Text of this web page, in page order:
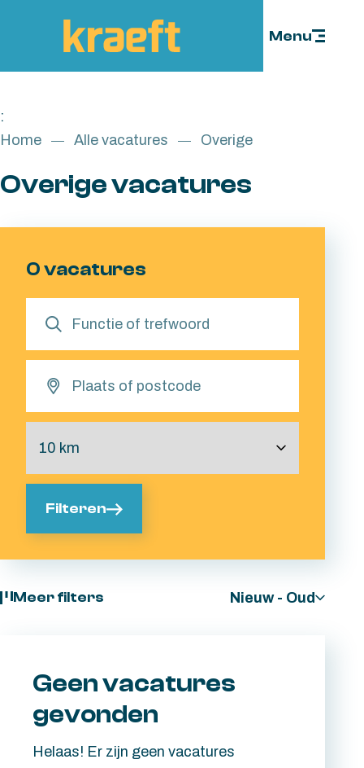
Menu
:
Home
Alle vacatures Overige
Overige vacatures
Meer filters Nieuw - Oud
0 vacatures
Filteren
Geen vacatures
gevonden
Helaas! Er zijn geen vacatures